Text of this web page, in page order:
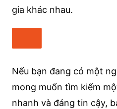
gia khác nhau.
Nếu bạn đang có một
mong muốn tìm kiếm
nhanh và đáng tin cậy,